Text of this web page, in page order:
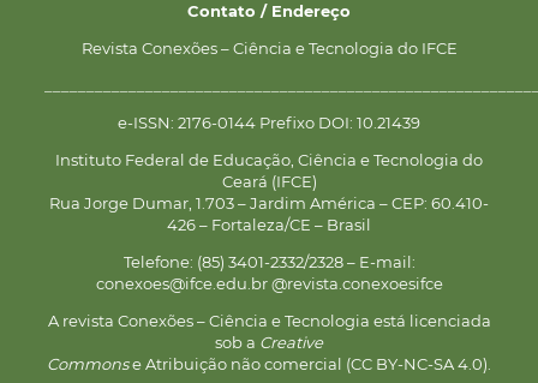
Contato / Endereço
Revista Conexões – Ciência e Tecnologia do IFCE
e-ISSN: 2176-0144 Prefixo DOI: 10.21439
Instituto Federal de Educação, Ciência e Tecnologia do
Ceará (IFCE)
Rua Jorge Dumar, 1.703 – Jardim América – CEP: 60.410-
426 – Fortaleza/CE – Brasil
Telefone: (85) 3401-2332/2328 – E-mail:
conexoes@ifce.edu.br @revista.conexoesifce
A revista Conexões – Ciência e Tecnologia está licenciada
sob a Creative
Commonse Atribuição não comercial (CC BY-NC-SA 4.0).